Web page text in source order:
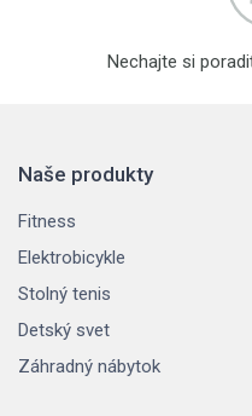
Nechajte si
Naše produkty
Fitness
Elektrobicykle
Stolný tenis
Detský svet
Záhradný nábytok